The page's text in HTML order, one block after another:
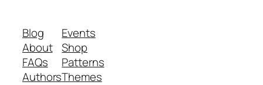
Blog
About
FAQs
Authors
Events
Shop
Patterns
Themes